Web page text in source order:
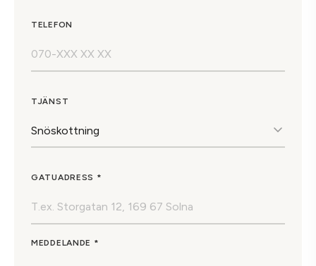
TELEFON
TJÄNST
GATUADRESS *
MEDDELANDE *